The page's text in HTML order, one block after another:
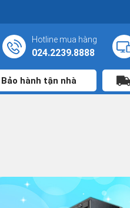
Hotline mua hàng
024.2239.8888
Bảo hành tận nhà